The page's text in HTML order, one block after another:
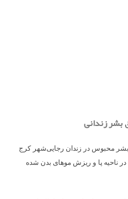
زندانی
بشر محبوس در زندان رجایی‌شهر کرج
ناحیه پا و ریزش موهای بدن شده